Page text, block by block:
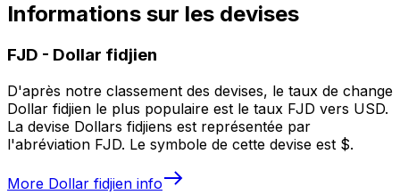
Informations sur les devises
FJD - Dollar fidjien
D'après notre classement des devises, le taux de change
Dollar fidjien le plus populaire est le taux FJD vers USD.
La devise Dollars fidjiens est représentée par
l'abréviation FJD. Le symbole de cette devise est $.
More Dollar fidjien info